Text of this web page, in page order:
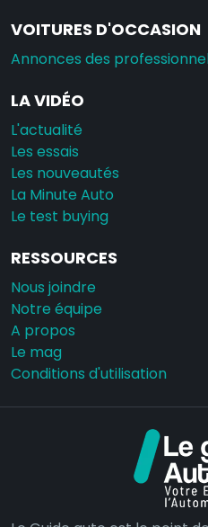
VOITURES D'OCCASION
Annonces des
LA VIDÉO
L'actualité
Les essais
Les nouveautés
La Minute Auto
Le test buying
RESSOURCES
Nous joindre
Notre équipe
A propos
Le mag
Conditions d'utilisation